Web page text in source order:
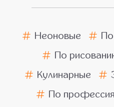
Неоновые По
По
Кулинарные
По